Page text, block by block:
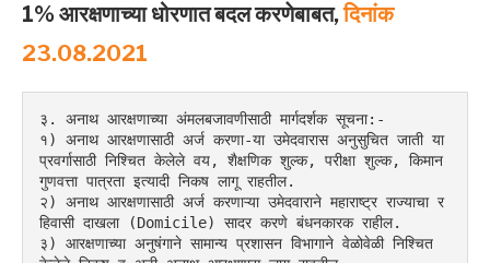
1% आरक्षणाच्या धोरणात बदल करणेबाबत,दिनांक
23.08.2021
३. अनाथ आरक्षणाच्या अंमलबजावणीसाठी मार्गदर्शक सूचना:-
१) अनाथ आरक्षणासाठी अर्ज करणा-या उमेदवारास अनुसुचित जाती या
प्रवर्गासाठी निश्चित केलेले वय, शैक्षणिक शुल्क, परीक्षा शुल्क, किमान
गुणवत्ता पात्रता इत्यादी निकष लागू राहतील.
२) अनाथ आरक्षणासाठी अर्ज करणाऱ्या उमेदवाराने महाराष्ट्र राज्याचा र
हिवासी दाखला (Domicile) सादर करणे बंधनकारक राहील.
३) आरक्षणाच्या अनुषंगाने सामान्य प्रशासन विभागाने वेळोवेळी निश्चित